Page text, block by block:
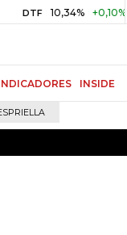
10,34% +0,10%
INSIDE